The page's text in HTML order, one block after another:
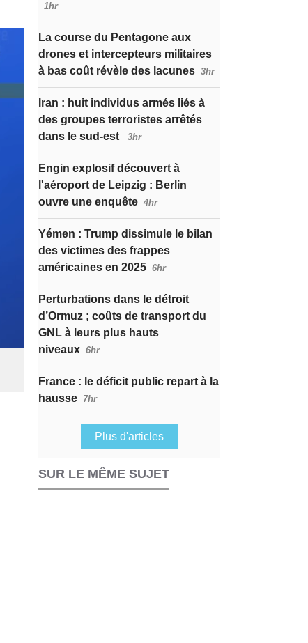
1hr
La course du Pentagone aux
drones et intercepteurs militaires
à bas coût révèle des lacunes 3hr
Iran : huit individus armés liés à
des groupes terroristes arrêtés
dans le sud-est
3hr
Engin explosif découvert à
l'aéroport de Leipzig : Berlin
ouvre une enquête 4hr
Yémen : Trump dissimule le bilan
des victimes des frappes
américaines en 2025 6hr
Perturbations dans le détroit
d’Ormuz ; coûts de transport du
GNL à leurs plus hauts
niveaux 6hr
France : le déficit public repart à la
hausse 7hr
Plus d'articles
SUR LE MÊME SUJET